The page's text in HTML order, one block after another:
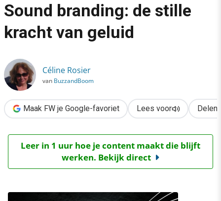
Marketing
›
Sound branding: de stille
kracht van geluid
Céline Rosier
van BuzzandBoom
Maak FW je Google-favoriet Lees voor Delen
Leer in 1 uur hoe je content maakt die blijft
werken. Bekijk direct